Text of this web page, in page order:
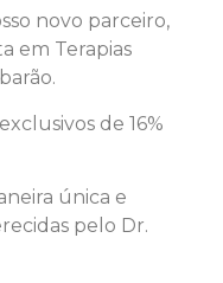
novo parceiro,
em Terapias
de 16%
única e
pelo Dr.